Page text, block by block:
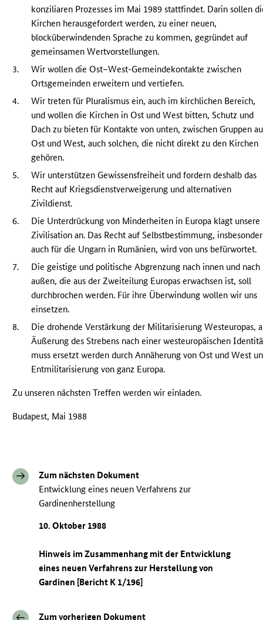
konziliaren Prozesses im Mai 1989 stattfindet. Darin sollen
Kirchen herausgefordert werden, zu einer neuen,
blocküberwindenden Sprache zu kommen, gegründet auf
gemeinsamen Wertvorstellungen.
3.
Wir wollen die Ost–West-Gemeindekontakte zwischen
Ortsgemeinden erweitern und vertiefen.
4.
Wir treten für Pluralismus ein, auch im kirchlichen Bereich,
und wollen die Kirchen in Ost und West bitten, Schutz und
Dach zu bieten für Kontakte von unten, zwischen Gruppen
Ost und West, auch solchen, die nicht direkt zu den Kirchen
gehören.
5.
Wir unterstützen Gewissensfreiheit und fordern deshalb das
Recht auf Kriegsdienstverweigerung und alternativen
Zivildienst.
6.
Die Unterdrückung von Minderheiten in Europa klagt unsere
Zivilisation an. Das Recht auf Selbstbestimmung,
auch für die Ungarn in Rumänien, wird von uns befürwortet.
7.
Die geistige und politische Abgrenzung nach innen und nach
außen, die aus der Zweiteilung Europas erwachsen ist, soll
durchbrochen werden. Für ihre Überwindung wollen wir uns
einsetzen.
8.
Die drohende Verstärkung der Militarisierung Westeuropas,
Äußerung des Strebens nach einer westeuropäischen
muss ersetzt werden durch Annäherung von Ost und West
Entmilitarisierung von ganz Europa.
Zu unseren nächsten Treffen werden wir einladen.
Budapest, Mai 1988
Zum nächsten Dokument
Entwicklung eines neuen Verfahrens zur
Gardinenherstellung
10. Oktober 1988
Hinweis im Zusammenhang mit der Entwicklung
eines neuen Verfahrens zur Herstellung von
Gardinen [Bericht K 1/196]
Zum vorherigen Dokument